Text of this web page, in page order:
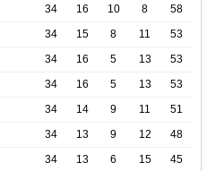
34 16 10 8
58
34 15 8 11
53
34 16 5 13
53
34 16 5 13
53
34 14 9 11
51
34 13 9 12
48
34 13 6 15
45